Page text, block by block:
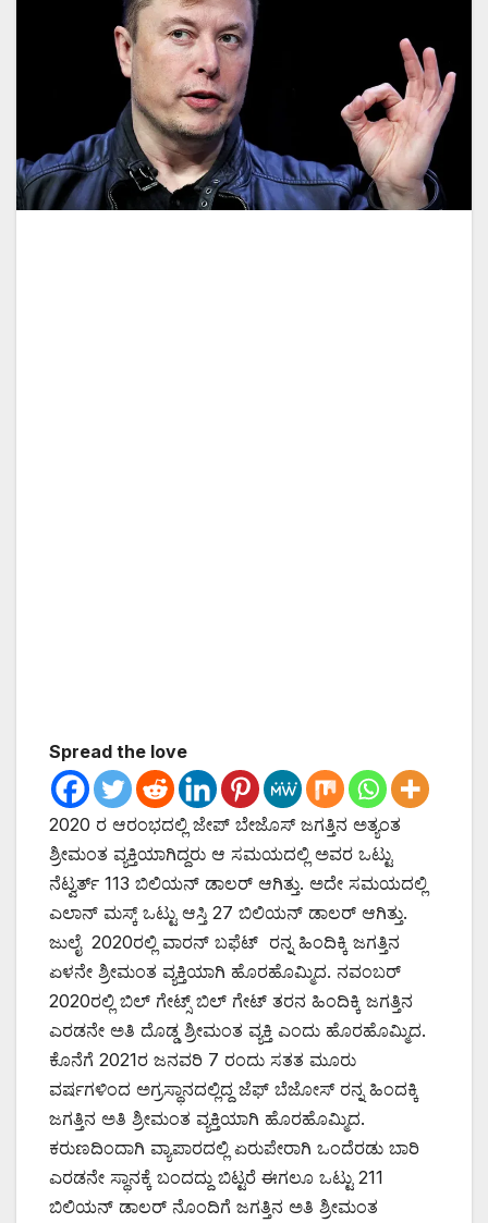
Spread the love
2020 ರ ಆರಂಭದಲ್ಲಿ ಜೇಪ್ ಬೇಜೊಸ್ ಜಗತ್ತಿನ ಅತ್ಯಂತ
ಶ್ರೀಮಂತ ವ್ಯಕ್ತಿಯಾಗಿದ್ದರು ಆ ಸಮಯದಲ್ಲಿ ಅವರ ಒಟ್ಟು
ನೆಟ್ವರ್ತ್ 113 ಬಿಲಿಯನ್ ಡಾಲರ್ ಆಗಿತ್ತು. ಅದೇ ಸಮಯದಲ್ಲಿ
ಎಲಾನ್ ಮಸ್ಕ್ ಒಟ್ಟು ಆಸ್ತಿ 27 ಬಿಲಿಯನ್ ಡಾಲರ್ ಆಗಿತ್ತು.
ಜುಲೈ 2020ರಲ್ಲಿ ವಾರನ್ ಬಫೆಟ್ ರನ್ನ ಹಿಂದಿಕ್ಕಿ ಜಗತ್ತಿನ
ಏಳನೇ ಶ್ರೀಮಂತ ವ್ಯಕ್ತಿಯಾಗಿ ಹೊರಹೊಮ್ಮಿದ. ನವಂಬರ್
2020ರಲ್ಲಿ ಬಿಲ್ ಗೇಟ್ಸ್ ಬಿಲ್ ಗೇಟ್ ತರನ ಹಿಂದಿಕ್ಕಿ ಜಗತ್ತಿನ
ಎರಡನೇ ಅತಿ ದೊಡ್ಡ ಶ್ರೀಮಂತ ವ್ಯಕ್ತಿ ಎಂದು ಹೊರಹೊಮ್ಮಿದ.
ಕೊನೆಗೆ 2021ರ ಜನವರಿ 7 ರಂದು ಸತತ ಮೂರು
ವರ್ಷಗಳಿಂದ ಅಗ್ರಸ್ಥಾನದಲ್ಲಿದ್ದ ಜೆಫ್ ಬೆಜೋಸ್ ರನ್ನ ಹಿಂದಕ್ಕಿ
ಜಗತ್ತಿನ ಅತಿ ಶ್ರೀಮಂತ ವ್ಯಕ್ತಿಯಾಗಿ ಹೊರಹೊಮ್ಮಿದ.
ಕರುಣದಿಂದಾಗಿ ವ್ಯಾಪಾರದಲ್ಲಿ ಏರುಪೇರಾಗಿ ಒಂದೆರಡು ಬಾರಿ
ಎರಡನೇ ಸ್ಥಾನಕ್ಕೆ ಬಂದದ್ದು ಬಿಟ್ಟರೆ ಈಗಲೂ ಒಟ್ಟು 211
ಬಿಲಿಯನ್ ಡಾಲರ್ ನೊಂದಿಗೆ ಜಗತ್ತಿನ ಅತಿ ಶ್ರೀಮಂತ